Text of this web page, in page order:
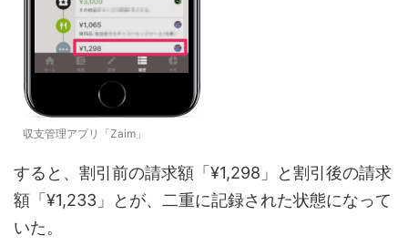
収支管理アプリ「Zaim」
すると、割引前の請求額「¥1,298」と割引後の請求
額「¥1,233」とが、二重に記録された状態になって
いた。